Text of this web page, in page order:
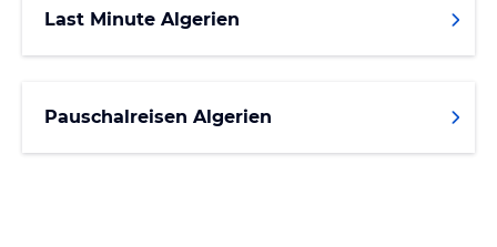
Last Minute Algerien
Pauschalreisen Algerien